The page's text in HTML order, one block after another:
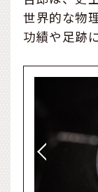
世界的な物
功績や足跡